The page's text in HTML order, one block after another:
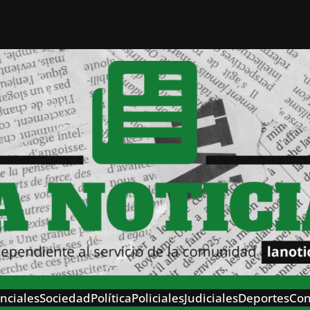
SociedadPolíticaPolicialesJudicialesDeportes